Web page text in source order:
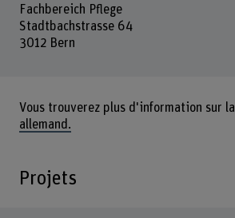
Fachbereich Pflege
Stadtbachstrasse 64
3012 Bern
Vous trouverez plus d'information sur la
allemand.
Projets